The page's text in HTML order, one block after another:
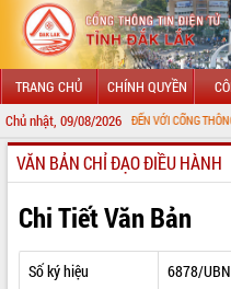
TRANG CHỦ CHÍNH QUYỀN
Chủ nhật, 09/08/2026
CHÀO MỪNG ĐẾN VỚI CỔNG THÔNG TIN ĐIỆN
GIỚI THIỆU
LÃNH ĐẠO UBND TỈNH
TIN TỨC SỰ KIỆN
VĂN BẢN CHỈ ĐẠO ĐIỀU HÀNH
Chi Tiết Văn Bản
Số ký hiệu
6878/